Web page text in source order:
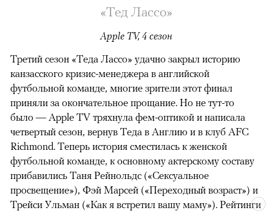
«Тед Лассо»
Apple TV, 4 сезон
00:00 / 00:00
Третий сезон «Теда Лассо» удачно закрыл историю
канзасского кризис-менеджера в английской
футбольной команде, многие зрители этот финал
приняли за окончательное прощание. Но не тут-то
было — Apple TV тряхнула фем-оптикой и написала
четвертый сезон, вернув Теда в Англию и в клуб AFC
Richmond. Теперь история сместилась к женской
футбольной команде, к основному актерскому составу
прибавились Таня Рейнольдс («Сексуальное
просвещение»), Фэй Марсей («Переходный возраст») и
Трейси Ульман («Как я встретил вашу маму»). Рейтинги